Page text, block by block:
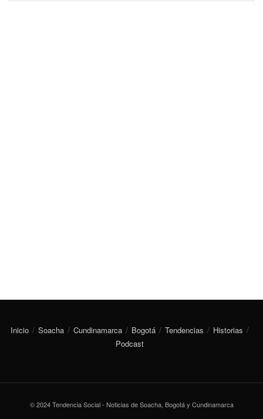
Inicio Soacha Cundinamarca Bogotá Tendencias
Historias
Podcast
© 2024 Tendencia Social - Noticias de Soacha, Bogotá y Cundinamarca